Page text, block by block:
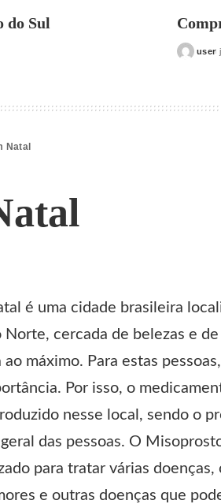
do Sul
Posted
user
Natal
é uma cidade brasileira
cercada de belezas e de
máximo. Para estas
Por isso, o
nesse local, sendo o
das pessoas. O
para tratar várias doenças,
e outras doenças que